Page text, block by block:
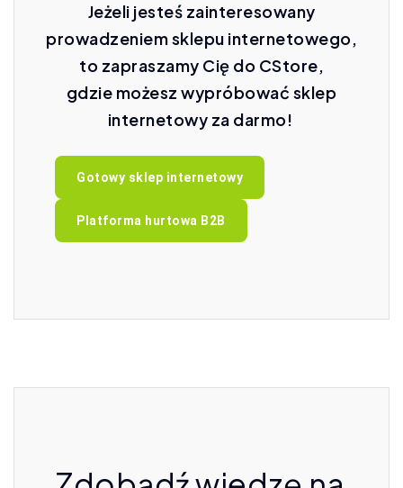
Jeżeli jesteś zainteresowany
prowadzeniem sklepu internetowego,
to zapraszamy Cię do CStore,
gdzie możesz wypróbować sklep
internetowy za darmo!
Gotowy sklep internetowy
Platforma hurtowa B2B